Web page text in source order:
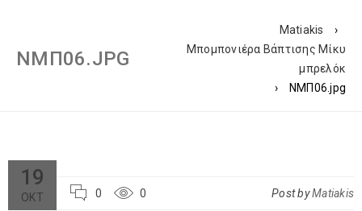
NΜΠ06.JPG
Matiakis
›
Μπομπονιέρα Βάπτισης Μίκυ
μπρελόκ
›
NΜΠ06.jpg
19
ΟΚΤ 0 0 Post byMatiakis